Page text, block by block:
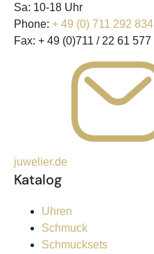
Sa: 10-18 Uhr
Phone: + 49 (0) 711 292 834
Fax: + 49 (0)711 / 22 61 577
juwelier.de
Katalog
Uhren
Schmuck
Schmucksets